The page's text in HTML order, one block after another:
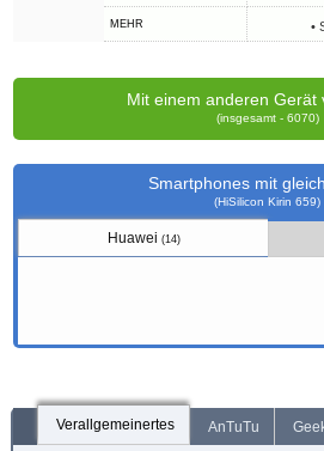
MEHR •
Mit einem anderen Gerät
(insgesamt - 6070)
Smartphones mit
(HiSilicon Kirin 659)
Huawei (14)
Verallgemeinertes AnTuTu